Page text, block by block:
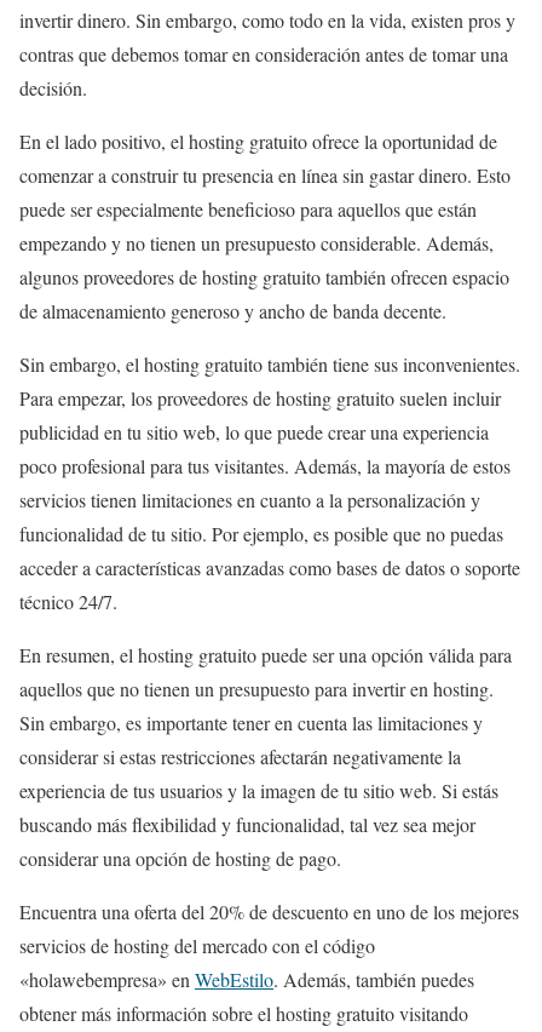
invertir dinero. Sin embargo, como todo en la vida, existen pros y
contras que debemos tomar en consideración antes de tomar una
decisión.
En el lado positivo, el hosting gratuito ofrece la oportunidad de
comenzar a construir tu presencia en línea sin gastar dinero. Esto
puede ser especialmente beneficioso para aquellos que están
empezando y no tienen un presupuesto considerable. Además,
algunos proveedores de hosting gratuito también ofrecen espacio
de almacenamiento generoso y ancho de banda decente.
Sin embargo, el hosting gratuito también tiene sus inconvenientes.
Para empezar, los proveedores de hosting gratuito suelen incluir
publicidad en tu sitio web, lo que puede crear una experiencia
poco profesional para tus visitantes. Además, la mayoría de estos
servicios tienen limitaciones en cuanto a la personalización y
funcionalidad de tu sitio. Por ejemplo, es posible que no puedas
acceder a características avanzadas como bases de datos o soporte
técnico 24/7.
En resumen, el hosting gratuito puede ser una opción válida para
aquellos que no tienen un presupuesto para invertir en hosting.
Sin embargo, es importante tener en cuenta las limitaciones y
considerar si estas restricciones afectarán negativamente la
experiencia de tus usuarios y la imagen de tu sitio web. Si estás
buscando más flexibilidad y funcionalidad, tal vez sea mejor
considerar una opción de hosting de pago.
Encuentra una oferta del 20% de descuento en uno de los mejores
servicios de hosting del mercado con el código
«holawebempresa» en WebEstilo. Además, también puedes
obtener más información sobre el hosting gratuito visitando